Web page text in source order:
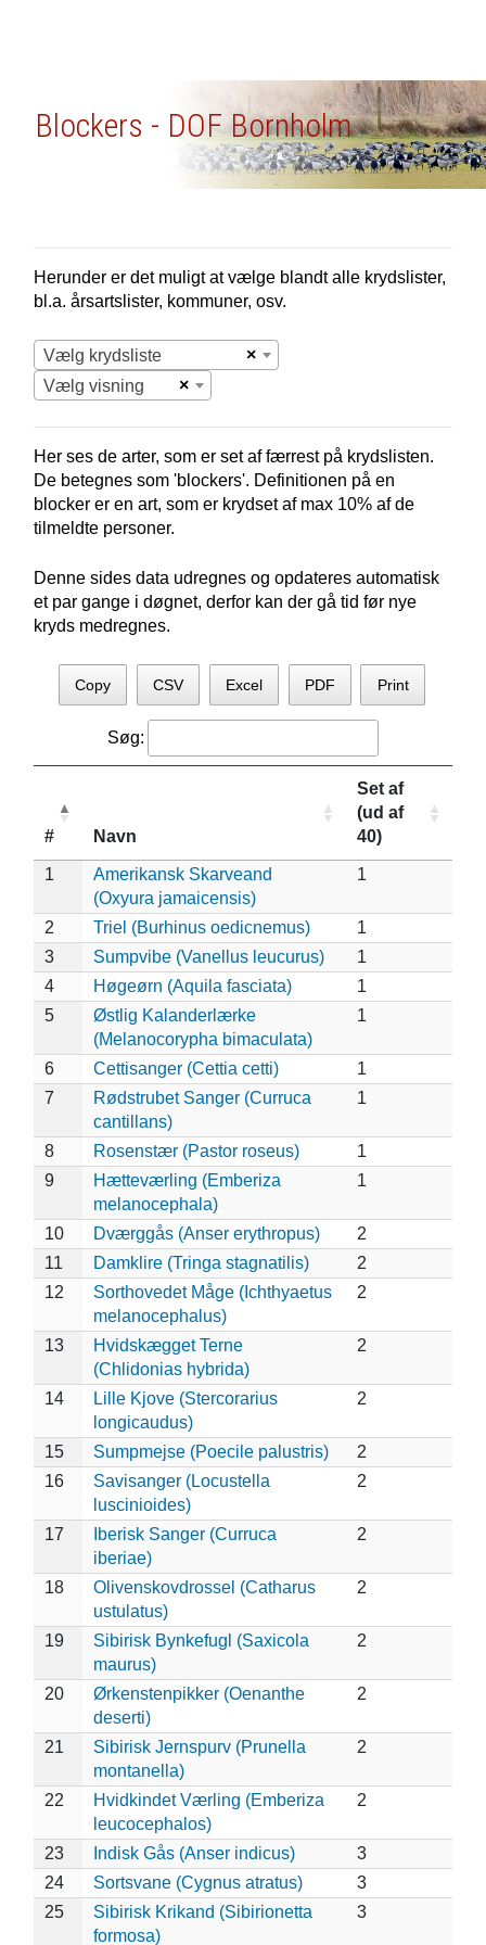
Blockers - DOF Bornholm
Herunder er det muligt at vælge blandt alle krydslister,
bl.a. årsartslister, kommuner, osv.
×
Vælg krydsliste
×
Vælg visning
Her ses de arter, som er set af færrest på krydslisten.
De betegnes som 'blockers'. Definitionen på en
blocker er en art, som er krydset af max 10% af de
tilmeldte personer.
Denne sides data udregnes og opdateres automatisk
et par gange i døgnet, derfor kan der gå tid før nye
kryds medregnes.
Copy CSV Excel PDF Print
Søg:
# Navn
Set af
(ud af
40)
1
Amerikansk Skarveand
(Oxyura jamaicensis)
1
2 Triel (Burhinus oedicnemus)
1
3
Sumpvibe (Vanellus leucurus)
1
4
Høgeørn (Aquila fasciata)
1
5
Østlig Kalanderlærke
(Melanocorypha bimaculata)
1
6 Cettisanger (Cettia cetti)
1
7
Rødstrubet Sanger (Curruca
cantillans)
1
8 Rosenstær (Pastor roseus)
1
9
Hætteværling (Emberiza
melanocephala)
1
10 Dværggås (Anser erythropus)
2
11
Damklire (Tringa stagnatilis)
2
12
Sorthovedet Måge (Ichthyaetus
melanocephalus)
2
13
Hvidskægget Terne
(Chlidonias hybrida)
2
14
Lille Kjove (Stercorarius
longicaudus)
2
15 Sumpmejse (Poecile palustris)
2
16
Savisanger (Locustella
luscinioides)
2
17
Iberisk Sanger (Curruca
iberiae)
2
18
Olivenskovdrossel (Catharus
ustulatus)
2
19
Sibirisk Bynkefugl (Saxicola
maurus)
2
20
Ørkenstenpikker (Oenanthe
deserti)
2
21
Sibirisk Jernspurv (Prunella
montanella)
2
22
Hvidkindet Værling (Emberiza
leucocephalos)
2
23 Indisk Gås (Anser indicus)
3
24
Sortsvane (Cygnus atratus)
3
25
Sibirisk Krikand (Sibirionetta
formosa)
3